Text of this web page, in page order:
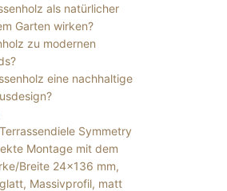
als natürlicher
Garten wirken?
zu modernen
eine nachhaltige
Symmetry
Montage mit dem
Breite 24×136 mm,
Massivprofil, matt